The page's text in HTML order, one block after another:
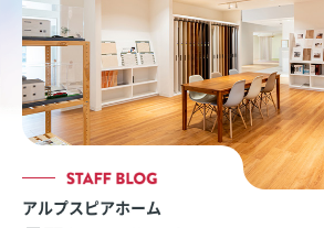
アルプスピアホーム